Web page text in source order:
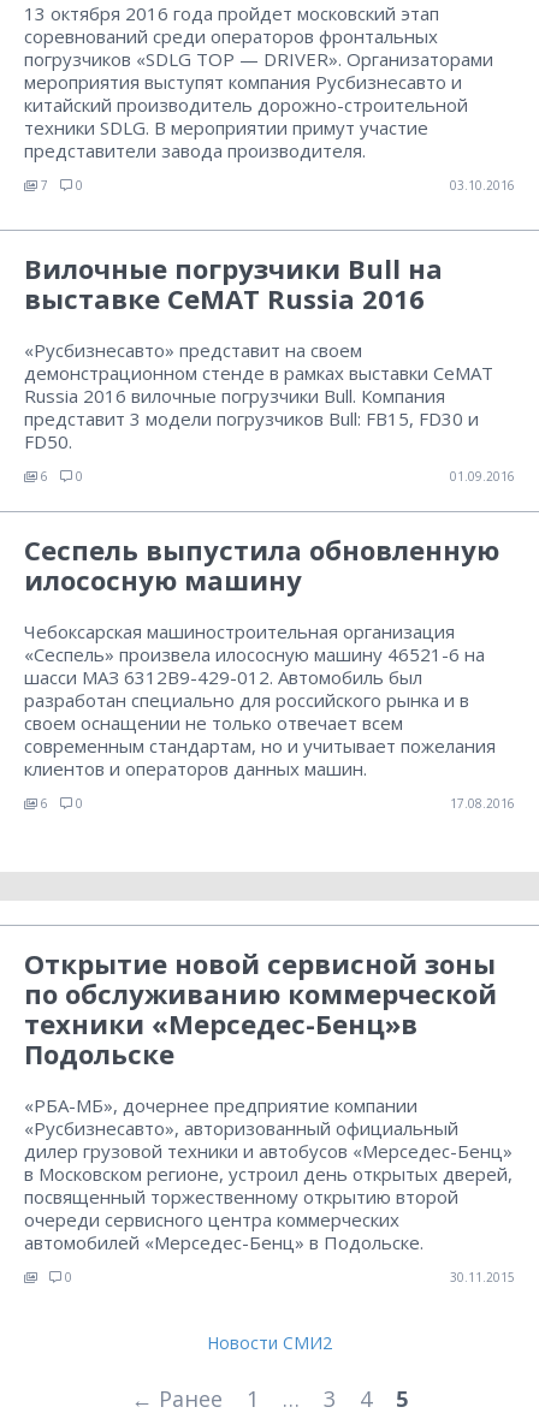
13 октября 2016 года пройдет московский этап
соревнований среди операторов фронтальных
погрузчиков «SDLG TOP — DRIVER». Организаторами
мероприятия выступят компания Русбизнесавто и
китайский производитель дорожно-строительной
техники SDLG. В мероприятии примут участие
представители завода производителя.
7 0 03.10.2016
Вилочные погрузчики Bull на
выставке СеМАТ Russia 2016
«Русбизнесавто» представит на своем
демонстрационном стенде в рамках выставки СеМАТ
Russia 2016 вилочные погрузчики Bull. Компания
представит 3 модели погрузчиков Bull: FB15, FD30 и
FD50.
6 0 01.09.2016
Сеспель выпустила обновленную
илососную машину
Чебоксарская машиностроительная организация
«Сеспель» произвела илососную машину 46521-6 на
шасси МАЗ 6312В9-429-012. Автомобиль был
разработан специально для российского рынка и в
своем оснащении не только отвечает всем
современным стандартам, но и учитывает пожелания
клиентов и операторов данных машин.
6 0 17.08.2016
Открытие новой сервисной зоны
по обслуживанию коммерческой
техники «Мерседес-Бенц»в
Подольске
«РБА-МБ», дочернее предприятие компании
«Русбизнесавто», авторизованный официальный
дилер грузовой техники и автобусов «Мерседес-Бенц»
в Московском регионе, устроил день открытых дверей,
посвященный торжественному открытию второй
очереди сервисного центра коммерческих
автомобилей «Мерседес-Бенц» в Подольске.
0 30.11.2015
Новости СМИ2
← Ранее 1 … 3 4 5